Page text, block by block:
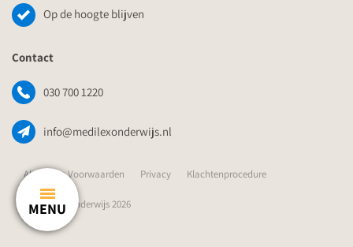
Op de hoogte blijven
Contact
030 700 1220
info@medilexonderwijs.nl
Algemene Voorwaarden Privacy Klachtenprocedure
© Medilex Onderwijs 2026
MENU